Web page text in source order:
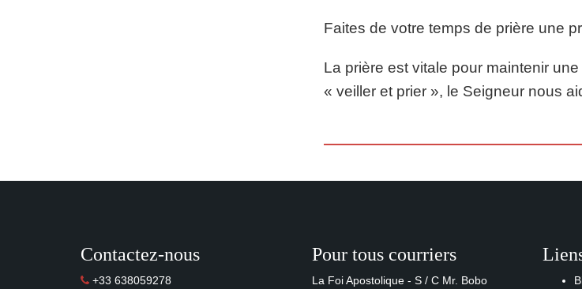
Faites de votre temps de prière une
La prière est vitale pour maintenir
« veiller et prier », le Seigneur nous
Contactez-nous
+33 638059278
Pour tous courriers
La Foi Apostolique - S / C Mr. Bobo